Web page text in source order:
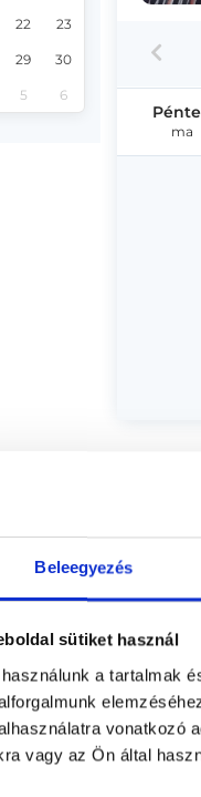
Beleegyezés
sütiket használ
a tartalmak
vonatkozó
vagy az Ön által
22 23
29 30
5 6
ma
*
és
-